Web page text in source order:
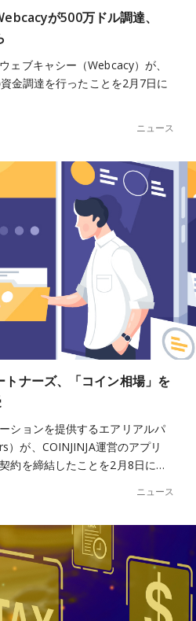
が500万ドル調達、
ェブキャシー（Webcacy）が、
金調達を行ったことを2月7日に
ニュース
トナーズ、「コイン相場」を
ションを提供するエアリアルパ
が、COINJINJA運営のアプリ
約を締結したことを2月8日に…
ニュース